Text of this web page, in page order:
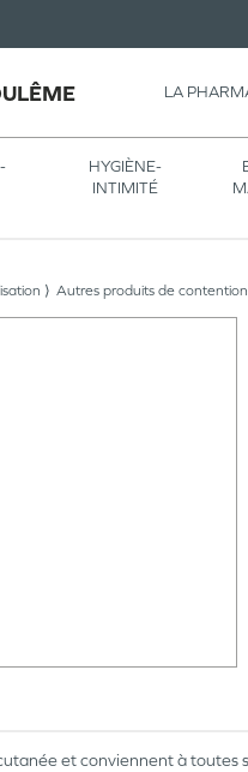
LA
HYGIÈNE-
INTIMITÉ
Autres produits de contention
et conviennent à